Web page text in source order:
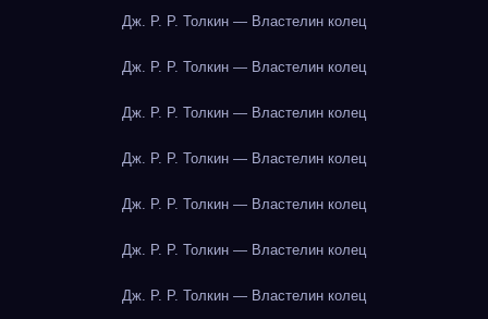
Дж. Р. Р. Толкин — Властелин колец
Дж. Р. Р. Толкин — Властелин колец
Дж. Р. Р. Толкин — Властелин колец
Дж. Р. Р. Толкин — Властелин колец
Дж. Р. Р. Толкин — Властелин колец
Дж. Р. Р. Толкин — Властелин колец
Дж. Р. Р. Толкин — Властелин колец